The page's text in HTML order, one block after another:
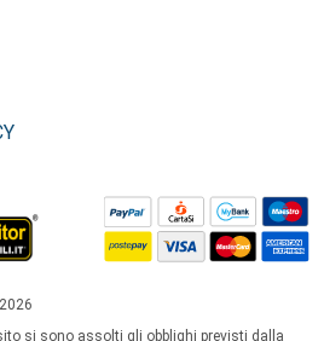
si sono assolti gli obblighi previsti dalla